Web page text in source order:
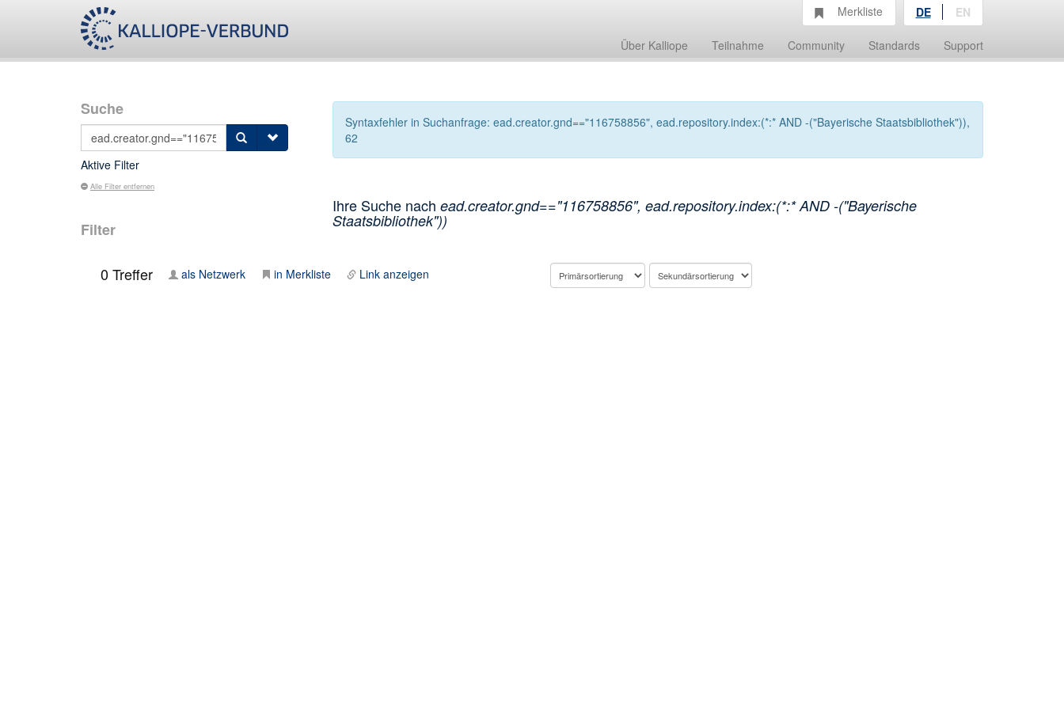
Über Kalliope Teilnahme Community Standards Support
Merkliste DE EN
Suche
Aktive Filter
Alle Filter entfernen
Filter
Syntaxfehler in Suchanfrage: ead.creator.gnd=="116758856", ead.repository.index:(*:* AND -("Bayerische Staatsbibliothek")),
62
Ihre Suche nach ead.creator.gnd=="116758856", ead.repository.index:(*:* AND -("Bayerische
Staatsbibliothek"))
0Treffer als Netzwerk in Merkliste Link anzeigen